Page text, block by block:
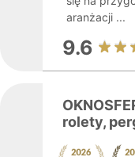
aranżacji ...
9.6
rolety,